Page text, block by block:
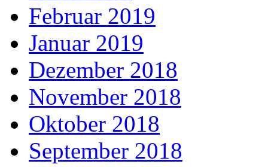
Februar 2019
Januar 2019
Dezember 2018
November 2018
Oktober 2018
September 2018